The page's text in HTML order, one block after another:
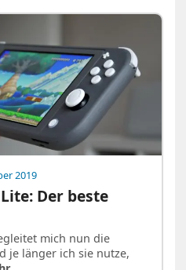
2019
Der beste
mich nun die
je länger ich sie nutze,